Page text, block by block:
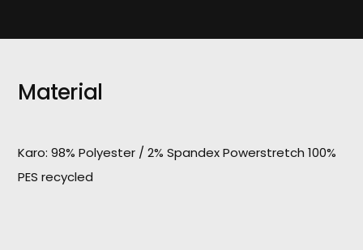
Material
Karo: 98% Polyester / 2% Spandex Powerstretch 100%
PES recycled